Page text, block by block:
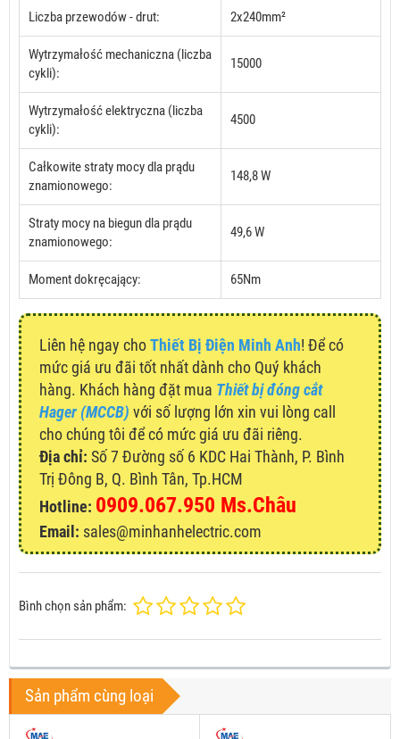
Liczba przewodów - drut: 2x240mm²
Wytrzymałość mechaniczna (liczba
cykli):
15000
Wytrzymałość elektryczna (liczba
cykli):
4500
Całkowite straty mocy dla prądu
znamionowego:
148,8 W
Straty mocy na biegun dla prądu
znamionowego:
49,6 W
Moment dokręcający: 65Nm
Liên hệ ngay choThiết Bị Điện Minh Anh! Để có
mức giá ưu đãi tốt nhất dành cho Quý khách
hàng. Khách hàng đặt mua Thiết bị đóng cắt
Hager (MCCB) với số lượng lớn xin vui lòng call
cho chúng tôi để có mức giá ưu đãi riêng.
Địa chỉ: Số 7 Đường số 6 KDC Hai Thành, P. Bình
Trị Đông B, Q. Bình Tân, Tp.HCM
Hotline: 0909.067.950 Ms.Châu
Email: sales@minhanhelectric.com
Bình chọn sản phẩm:
Sản phẩm cùng loại